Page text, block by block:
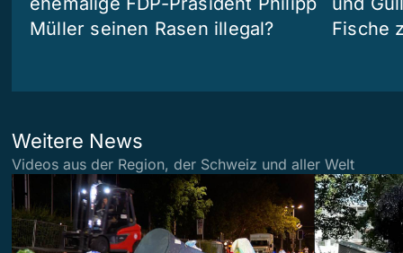
Müller seinen Rasen illegal?
Fische
Weitere News
Videos aus der Region, der Schweiz und aller Welt